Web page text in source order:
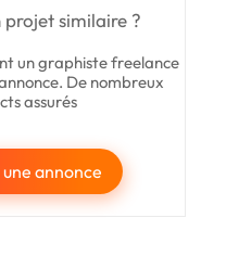
projet similaire ?
un graphiste freelance
De nombreux
assurés
annonce